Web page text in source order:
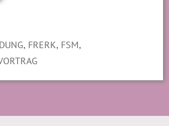
, FRERK, FSM,